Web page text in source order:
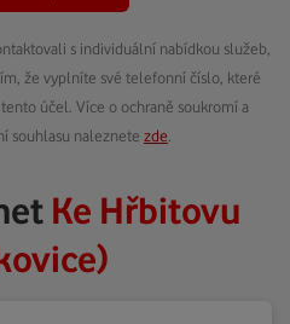
s individuální nabídkou služeb,
že vyplníte své telefonní číslo, které
účel. Více o ochraně soukromí a
souhlasu naleznete zde
Ke Hřbitovu